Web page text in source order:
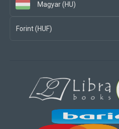
Magyar (HU)
Forint (HUF)